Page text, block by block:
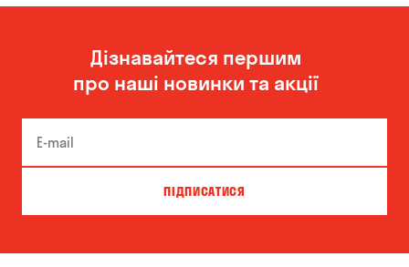
Бориспіль Боярка
Бровари Буча
Велика Северинка Вишгород
Дізнавайтеся першим
про наші новинки та акції
ПІДПИСАТИСЯ